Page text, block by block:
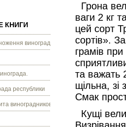
КНИГИ
винограду.
республики
виноградников.
Грона
ваги 2 кг
цей сорт
сортів».
грамів
та важать
щільна,
Смак
Кущі